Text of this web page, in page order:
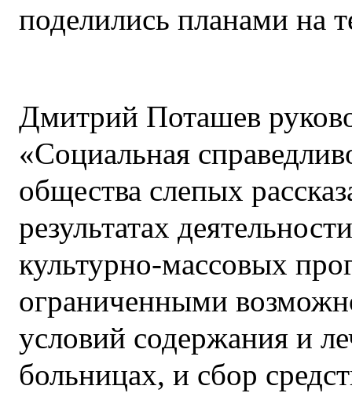
поделились планами на
Дмитрий Поташев
«Социальная
общества слепых
результатах
культурно-массовых
ограниченными
условий содержания и
больницах, и сбор